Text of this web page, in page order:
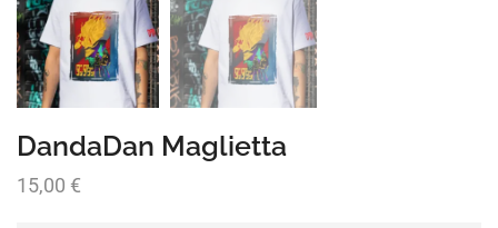
DandaDan Maglietta
15,00 €